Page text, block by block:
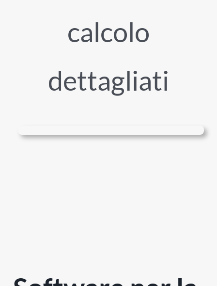
calcolo
dettagliati